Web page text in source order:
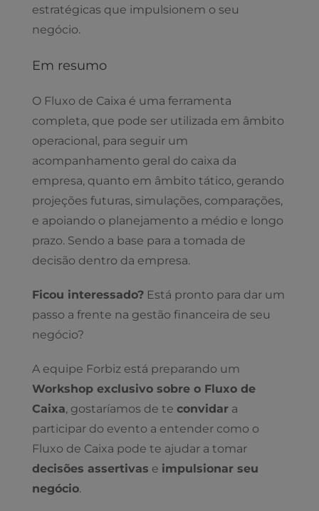
estratégicas que impulsionem o seu
negócio.
Em resumo
O Fluxo de Caixa é uma ferramenta
completa, que pode ser utilizada em âmbito
operacional, para seguir um
acompanhamento geral do caixa da
empresa, quanto em âmbito tático, gerando
projeções futuras, simulações, comparações,
e apoiando o planejamento a médio e longo
prazo. Sendo a base para a tomada de
decisão dentro da empresa.
Ficou interessado? Está pronto para dar um
passo a frente na gestão financeira de seu
negócio?
A equipe Forbiz está preparando um
Workshop exclusivo sobre o Fluxo de
Caixa, gostaríamos de te convidar a
participar do evento a entender como o
Fluxo de Caixa pode te ajudar a tomar
decisões assertivas e impulsionar seu
negócio.